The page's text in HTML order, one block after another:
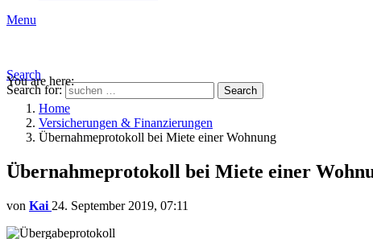
Menu
Search
Search for:
Search
You are here:
Home
Versicherungen & Finanzierungen
Übernahmeprotokoll bei Miete einer Wohnung
Übernahmeprotokoll bei Miete einer
von Kai 24. September 2019, 07:11